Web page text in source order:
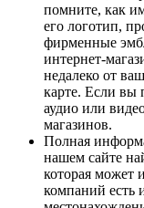
помните, как
его логотип,
фирменные
интернет-
недалеко от
карте. Если вы
аудио или
магазинов.
Полная
нашем сайте
которая может
компаний есть